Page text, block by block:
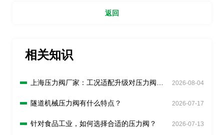
返回
相关知识
上海压力阀厂家：工况适配升级对压力阀有
2026-08-04
隧道机械压力阀有什么特点？ 2026-07-17
针对食品工业，如何选择合适的压力阀？ 2026-07-13